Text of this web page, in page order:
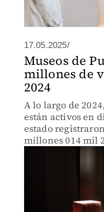
17.05.2025/
Museos de
millones de
2024
A lo largo de
están activos en
estado
millones 014 mil